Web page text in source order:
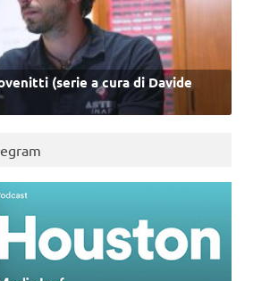
(serie a cura di Davide